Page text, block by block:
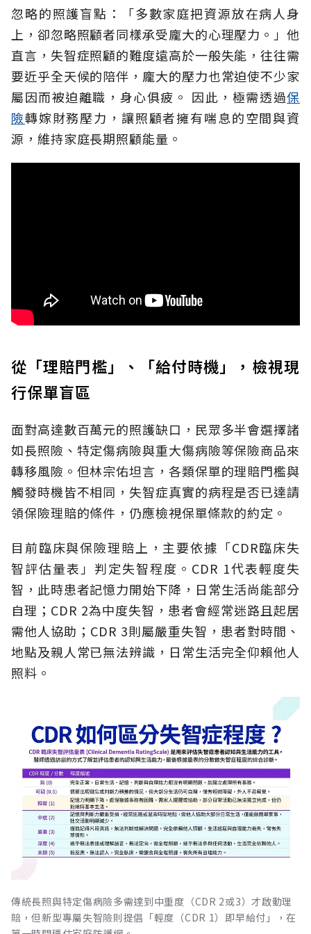
忽略的照護盲點：「多數家庭把資源放在病人身
上，卻忽略照顧者同樣承受龐大的心理壓力。」他
直言，失智症照顧的難度遠高於一般失能，往往需
要近乎全天候的陪伴，龐大的壓力也常迫使不少家
屬因而被迫離職，身心俱疲。 因此，極需透過保
險轉嫁財務壓力，讓照顧者擁有喘息的空間與資
源，維持家庭長期照顧能量。
從「理賠門檻」、「給付時機」，檢視現
行保單盲區
面對高達數百萬元的照護缺口，民眾多半會選擇諸
如長照險、特定傷病險與重大傷病險等保險商品來
轉移風險。但林宗佑坦言，各類保單的理賠門檻與
觸發時機皆不相同，失智症真實的病程是否已達請
領保險理賠的條件，仍應檢視保單條款的約定。
目前臨床與保險理賠上，主要依據「CDR臨床失
智評估量表」判定失智程度。CDR 1代表輕度失
智，此時患者記憶力開始下降，日常生活尚能部分
自理；CDR 2為中度失智，患者會經常迷路且起居
需他人協助；CDR 3則屬嚴重失智，患者對時間、
地點及親人常已無法辨識，日常生活完全仰賴他人
照料。
傳統長照與特定傷病險多需達到中重度（CDR 2或3）才啟動理
賠，但新型專屬失智險則提倡「輕度（CDR 1）即早給付」，在